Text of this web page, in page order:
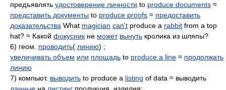
предъявлять удостоверение личности to produce documents ≈
представить документы to produce proofs ≈ предоставить
доказательства What magician can't produce a rabbit from a top
hat? ≈ Какой фокусник не может вынуть кролика из шляпы?
6) геом. проводить( линию) ;
увеличивать объем или площадь to produce a line ≈ продолжать
линию
7) компьют. выводить to produce a listing of data ≈ выводить